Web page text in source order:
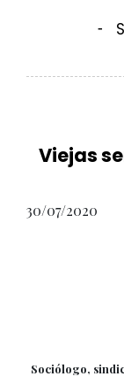
-
Viejas
30/07/2020
Sociólogo,